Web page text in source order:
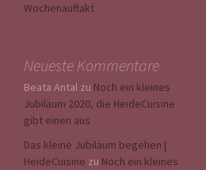
Wochenauftakt
Neueste Kommentare
Beata Antal zu Noch ein kleines
Jubiläum 2020, die HeideCuisine
gibt einen aus
Das kleine Jubiläum begehen |
HeideCuisine zu Noch ein kleines